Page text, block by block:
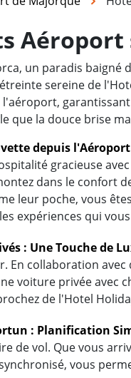
Aéroport
un paradis baigné
sereine de
que la douce brise
depuis
gracieuse
dans le confort
leur poche, vous
expériences qui
: Une Touche de
En collaboration
voiture privée avec
de l'Hotel
: Planification
de vol. Que vous
vous